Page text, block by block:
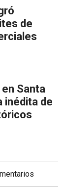
de
Santa
inédita de